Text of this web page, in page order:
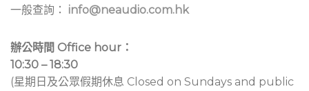
一般查詢： info@neaudio.com.hk
辦公時間 Office hour：
10:30 – 18:30
(星期日及公眾假期休息 Closed on Sundays and public